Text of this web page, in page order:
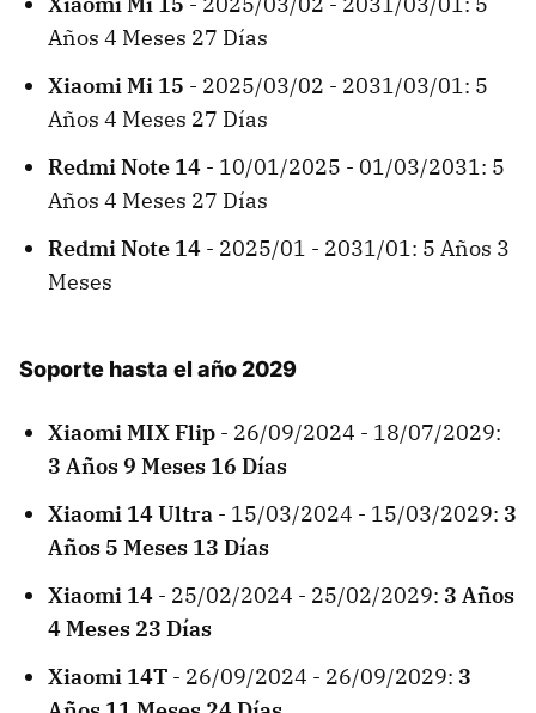
Años 4 Meses 27 Días
Xiaomi Mi 15 - 2025/03/02 - 2031/03/01: 5
Años 4 Meses 27 Días
Redmi Note 14 - 10/01/2025 - 01/03/2031: 5
Años 4 Meses 27 Días
Redmi Note 14 - 2025/01 - 2031/01: 5 Años 3
Meses
Soporte hasta el año 2029
Xiaomi MIX Flip - 26/09/2024 - 18/07/2029:
3 Años 9 Meses 16 Días
Xiaomi 14 Ultra - 15/03/2024 - 15/03/2029: 3
Años 5 Meses 13 Días
Xiaomi 14 - 25/02/2024 - 25/02/2029: 3 Años
4 Meses 23 Días
Xiaomi 14T - 26/09/2024 - 26/09/2029: 3